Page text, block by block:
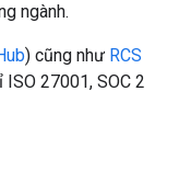
ngành.
) cũng như RCS
27001, SOC 2